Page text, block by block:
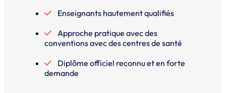
Enseignants hautement qualifiés
Approche pratique avec des
conventions avec des centres de santé
Diplôme officiel reconnu et en forte
demande